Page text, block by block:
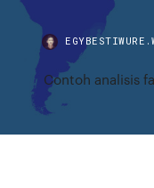
Contoh analisis